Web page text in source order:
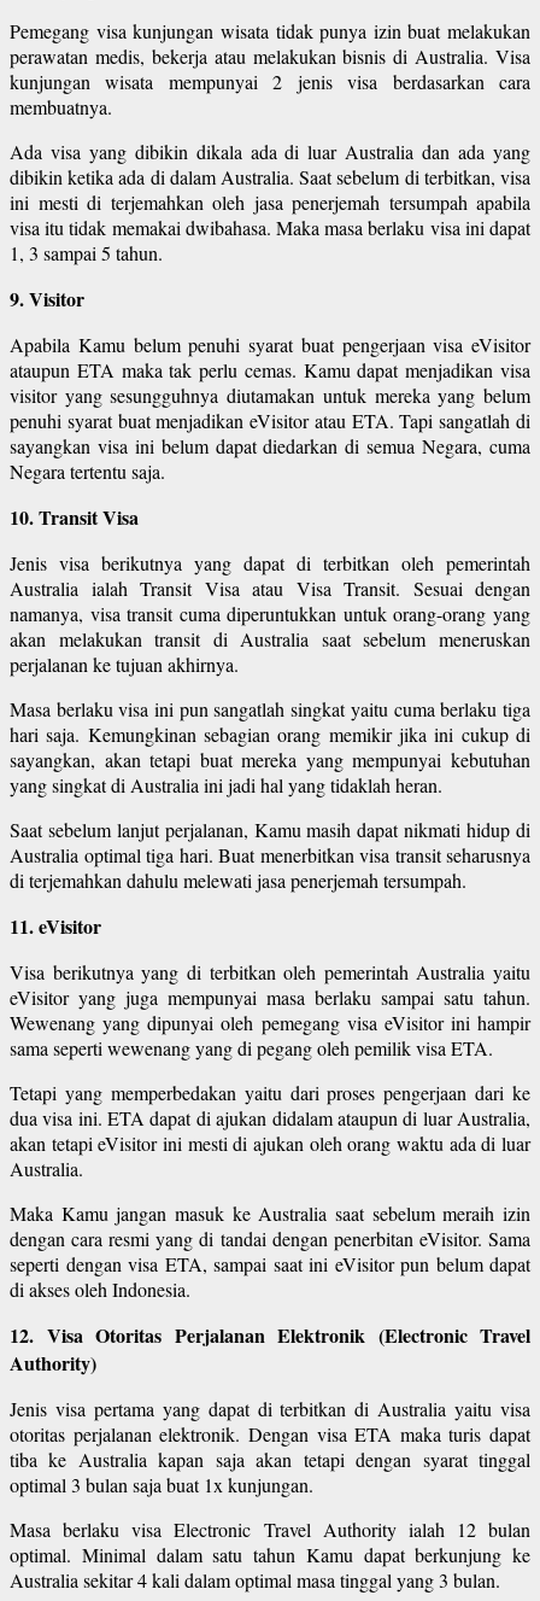
Pemegang visa kunjungan wisata tidak punya izin buat melakukan
perawatan medis, bekerja atau melakukan bisnis di Australia. Visa
kunjungan wisata mempunyai 2 jenis visa berdasarkan cara
membuatnya.
Ada visa yang dibikin dikala ada di luar Australia dan ada yang
dibikin ketika ada di dalam Australia. Saat sebelum di terbitkan, visa
ini mesti di terjemahkan oleh jasa penerjemah tersumpah apabila
visa itu tidak memakai dwibahasa. Maka masa berlaku visa ini dapat
1, 3 sampai 5 tahun.
9. Visitor
Apabila Kamu belum penuhi syarat buat pengerjaan visa eVisitor
ataupun ETA maka tak perlu cemas. Kamu dapat menjadikan visa
visitor yang sesungguhnya diutamakan untuk mereka yang belum
penuhi syarat buat menjadikan eVisitor atau ETA. Tapi sangatlah di
sayangkan visa ini belum dapat diedarkan di semua Negara, cuma
Negara tertentu saja.
10. Transit Visa
Jenis visa berikutnya yang dapat di terbitkan oleh pemerintah
Australia ialah Transit Visa atau Visa Transit. Sesuai dengan
namanya, visa transit cuma diperuntukkan untuk orang-orang yang
akan melakukan transit di Australia saat sebelum meneruskan
perjalanan ke tujuan akhirnya.
Masa berlaku visa ini pun sangatlah singkat yaitu cuma berlaku tiga
hari saja. Kemungkinan sebagian orang memikir jika ini cukup di
sayangkan, akan tetapi buat mereka yang mempunyai kebutuhan
yang singkat di Australia ini jadi hal yang tidaklah heran.
Saat sebelum lanjut perjalanan, Kamu masih dapat nikmati hidup di
Australia optimal tiga hari. Buat menerbitkan visa transit seharusnya
di terjemahkan dahulu melewati jasa penerjemah tersumpah.
11. eVisitor
Visa berikutnya yang di terbitkan oleh pemerintah Australia yaitu
eVisitor yang juga mempunyai masa berlaku sampai satu tahun.
Wewenang yang dipunyai oleh pemegang visa eVisitor ini hampir
sama seperti wewenang yang di pegang oleh pemilik visa ETA.
Tetapi yang memperbedakan yaitu dari proses pengerjaan dari ke
dua visa ini. ETA dapat di ajukan didalam ataupun di luar Australia,
akan tetapi eVisitor ini mesti di ajukan oleh orang waktu ada di luar
Australia.
Maka Kamu jangan masuk ke Australia saat sebelum meraih izin
dengan cara resmi yang di tandai dengan penerbitan eVisitor. Sama
seperti dengan visa ETA, sampai saat ini eVisitor pun belum dapat
di akses oleh Indonesia.
12. Visa Otoritas Perjalanan Elektronik (Electronic Travel
Authority)
Jenis visa pertama yang dapat di terbitkan di Australia yaitu visa
otoritas perjalanan elektronik. Dengan visa ETA maka turis dapat
tiba ke Australia kapan saja akan tetapi dengan syarat tinggal
optimal 3 bulan saja buat 1x kunjungan.
Masa berlaku visa Electronic Travel Authority ialah 12 bulan
optimal. Minimal dalam satu tahun Kamu dapat berkunjung ke
Australia sekitar 4 kali dalam optimal masa tinggal yang 3 bulan.